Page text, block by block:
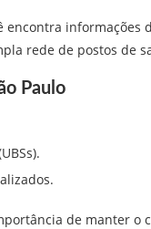
encontra informações
rede de postos de
Paulo
de manter o